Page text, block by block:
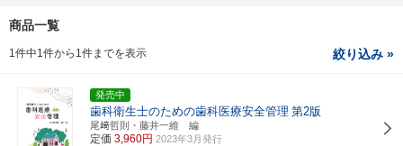
商品一覧
1件中1件から1件までを表示 絞り込み »
発売中
歯科衛生士のための歯科医療安全管理 第2版
尾﨑哲則・藤井一維 編
定価 3,960円 2023年3月発行